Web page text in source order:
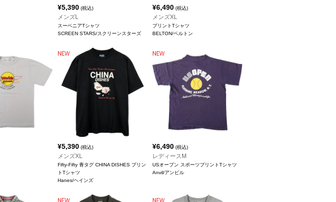
¥5,390 (税込)
メンズL
スーベニアTシャツ
SCREEN STARS/スクリーンスターズ
¥6,490 (税込)
メンズXL
プリントTシャツ
BELTON/ベルトン
¥5,390 (税込)
メンズXL
Fifty-Fifty 青タグ CHINA DISHES プリン
トTシャツ
Hanes/ヘインズ
¥6,490 (税込)
レディースM
USオープン スポーツプリントTシャツ
Anvil/アンビル